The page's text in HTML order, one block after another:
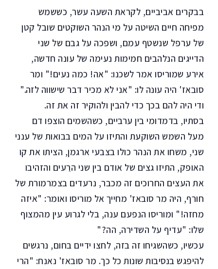
בבקרים אביביים, לקראת השעה עשר, כששמש
מפיחה חיים השיטה על מי הנהר השוקטים שובל קטן
של ערפל שנשטף עמם, ושפכה על גבם של שני
הדייגים הנלהבים חמימות נעימה של עונה חדשה,
אירע שמוריסו אמר לשכנו: "אה! כמה נעים!" ומר
סובאז' היה עונה לו: "אני לא מכיר דבר שישווה לזה."
ודי היה להם בכך כדי להבין ולהוקיר זה את זה.
בסתיו, בדמדומי בין ערביים, כשהשמים הוצפו דם
מעל השמש השוקעת והתיזו על המים בבואות של ענני
שני, משחו את הנהר כולו בצבעי ארגמן, הציתו את קו
האופק, התיזו גצים של אודם בין שני הרֵעים והזהיבו
את העצים החרוכים זה מכבר, נרעדים בצמרמורת של
חורף, היה מר סובאז' מחייך אל מוריסו ואומר: "איזה
מחזה!" ומוריסו הנפעם ענה, בלי לגרוע עין מהמצוף
שלו: "עדיף על השדירה, הה?"
עכשיו, כשהשגיחו זה בזה, לחצו ידיים בחום, נרגשים
להיפגש בנסיבות שונות כל כך. מר סובאז' נאנח: "הרי